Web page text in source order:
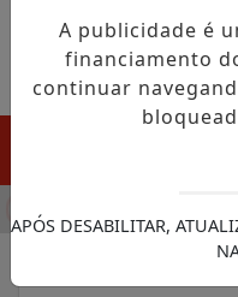
A publicidade é
financiamento
continuar
APÓS DESABILITAR,